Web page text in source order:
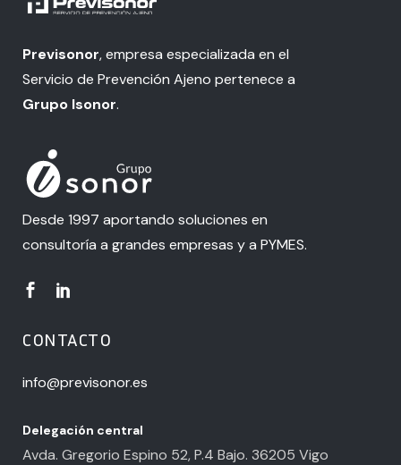
Previsonor, empresa especializada en el
Servicio de Prevención Ajeno pertenece a
Grupo Isonor.
Desde 1997 aportando soluciones en
consultoría a grandes empresas y a PYMES.
CONTACTO
info@previsonor.es
Delegación central
Avda. Gregorio Espino 52, P.4 Bajo. 36205 Vigo